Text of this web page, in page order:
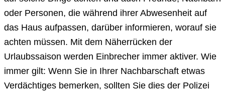
oder Personen, die während ihrer Abwesenheit auf
das Haus aufpassen, darüber informieren, worauf sie
achten müssen. Mit dem Näherrücken der
Urlaubssaison werden Einbrecher immer aktiver. Wie
immer gilt: Wenn Sie in Ihrer Nachbarschaft etwas
Verdächtiges bemerken, sollten Sie dies der Polizei